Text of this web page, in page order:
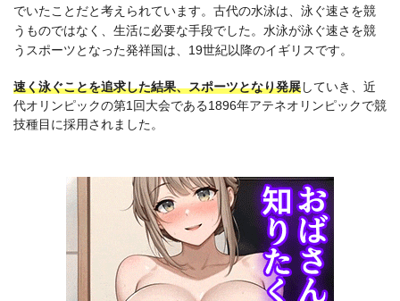
でいたことだと考えられています。古代の水泳は、泳ぐ速さを競
うものではなく、生活に必要な手段でした。水泳が泳ぐ速さを競
うスポーツとなった発祥国は、19世紀以降のイギリスです。
速く泳ぐことを追求した結果、スポーツとなり発展していき、近
代オリンピックの第1回大会である1896年アテネオリンピックで競
技種目に採用されました。